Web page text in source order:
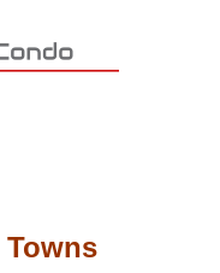
新最全的楼花搜索
Towns